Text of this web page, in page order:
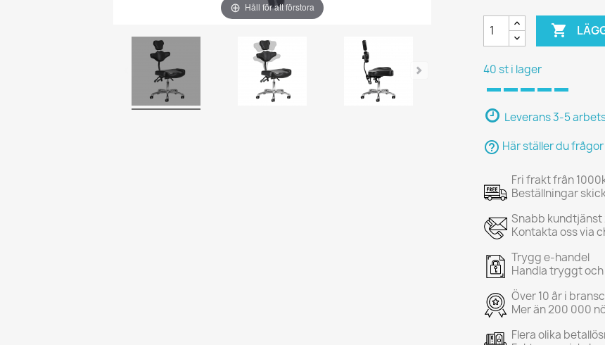
Håll för att förstora

40 st i lager
Leverans 3-5
help_outline Här ställer du
Fri frakt från
Beställningar
Snabb kundtjänst
Kontakta oss via
Trygg e-handel
Handla tryggt
Över 10 år i
Mer än 200 000
Flera olika